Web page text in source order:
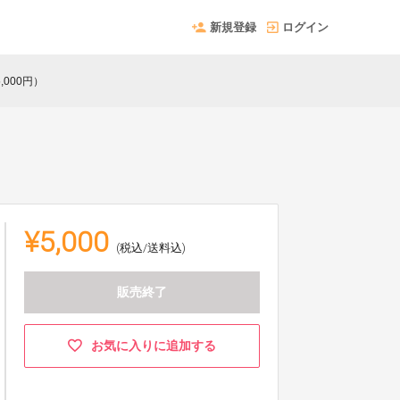
新規登録 ログイン
円）
¥5,000 (税込/送料込)
販売終了
お気に入りに追加する